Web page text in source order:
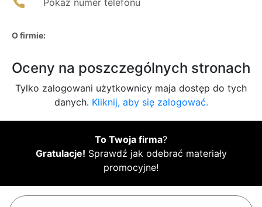
Pokaż numer telefonu
O firmie:
Oceny na poszczególnych stronach
Tylko zalogowani użytkownicy maja dostęp do tych
danych. Kliknij, aby się zalogować.
To Twoja firma?
Gratulacje! Sprawdź jak odebrać materiały
promocyjne!